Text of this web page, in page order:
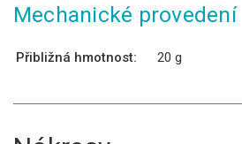
Mechanické provedení
Přibližná hmotnost: 20 g